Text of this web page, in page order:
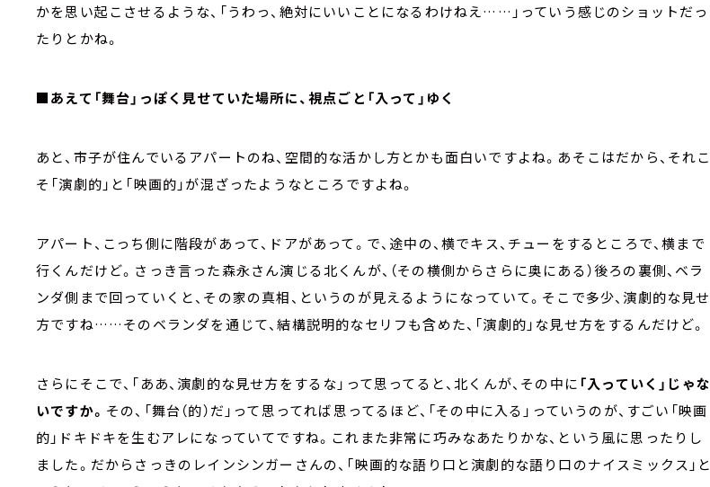
かを思い起こさせるような、「うわっ、絶対にいいことになるわけねえ……」っていう感じのショットだっ
たりとかね。
■あえて「舞台」っぽく見せていた場所に、視点ごと「入って」ゆく
あと、市子が住んでいるアパートのね、空間的な活かし方とかも面白いですよね。あそこはだから、それこ
そ「演劇的」と「映画的」が混ざったようなところですよね。
アパート、こっち側に階段があって、ドアがあって。で、途中の、横でキス、チューをするところで、横まで
行くんだけど。さっき言った森永さん演じる北くんが、（その横側からさらに奥にある）後ろの裏側、ベラ
ンダ側まで回っていくと、その家の真相、というのが見えるようになっていて。そこで多少、演劇的な見せ
方ですね……そのベランダを通じて、結構説明的なセリフも含めた、「演劇的」な見せ方をするんだけど。
さらにそこで、「ああ、演劇的な見せ方をするな」って思ってると、北くんが、その中に 「入っていく」じゃな
いですか。 その、「舞台（的）だ」って思ってれば思ってるほど、「その中に入る」っていうのが、すごい「映画
的」ドキドキを生むアレになっていてですね。これまた非常に巧みなあたりかな、という風に思ったりし
ました。だからさっきのレインシンガーさんの、「映画的な語り口と演劇的な語り口のナイスミックス」と